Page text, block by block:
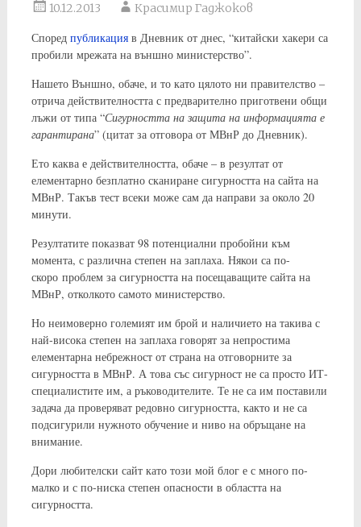
10.12.2013 Красимир Гаджоков
Според публикацияв Дневник от днес, “китайски хакери са
пробили мрежата на външно министерство”.
Нашето Външно, обаче, и то като цялото ни правителство –
отрича действителността с предварително приготвени общи
лъжи от типа “Сигурността на защита на информацията е
гарантирана” (цитат за отговора от МВнР до Дневник).
Ето каква е действителността, обаче – в резултат от
елементарно безплатно сканиране сигурността на сайта на
МВнР. Такъв тест всеки може сам да направи за около 20
минути.
Резултатите показват 98 потенциални пробойни към
момента, с различна степен на заплаха. Някои са по-
скоро проблем за сигурността на посещаващите сайта на
МВнР, отколкото самото министерство.
Но неимоверно големият им брой и наличието на такива с
най-висока степен на заплаха говорят за непростима
елементарна небрежност от страна на отговорните за
сигурността в МВнР. А това със сигурност не са просто ИТ-
специалистите им, а ръководителите. Те не са им поставили
задача да проверяват редовно сигурността, както и не са
подсигурили нужното обучение и ниво на обръщане на
внимание.
Дори любителски сайт като този мой блог е с много по-
малко и с по-ниска степен опасности в областта на
сигурността.